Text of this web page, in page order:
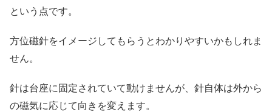
という点です。
方位磁針をイメージしてもらうとわかりやすいかもしれま
せん。
針は台座に固定されていて動けませんが、針自体は外から
の磁気に応じて向きを変えます。